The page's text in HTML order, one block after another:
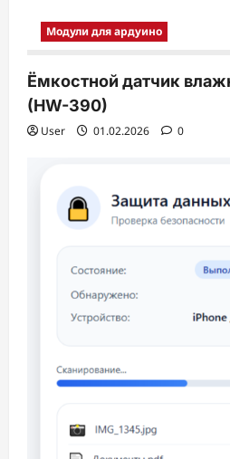
Модули для ардуино
Ёмкостной датчик
(HW-390)
User 01.02.2026 0